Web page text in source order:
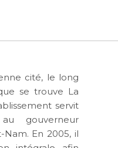
cité, le long
se trouve La
servit
gouverneur
Nam. En 2005, il